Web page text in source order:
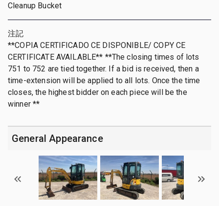
Cleanup Bucket
注記
**COPIA CERTIFICADO CE DISPONIBLE/ COPY CE
CERTIFICATE AVAILABLE** **The closing times of lots
751 to 752 are tied together. If a bid is received, then a
time-extension will be applied to all lots. Once the time
closes, the highest bidder on each piece will be the
winner **
General Appearance